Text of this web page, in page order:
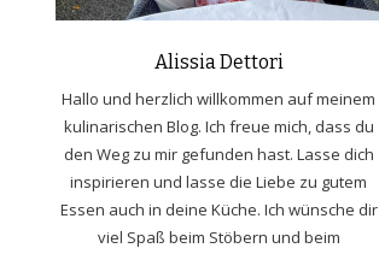
Alissia Dettori
Hallo und herzlich willkommen auf meinem
kulinarischen Blog. Ich freue mich, dass du
den Weg zu mir gefunden hast. Lasse dich
inspirieren und lasse die Liebe zu gutem
Essen auch in deine Küche. Ich wünsche dir
viel Spaß beim Stöbern und beim